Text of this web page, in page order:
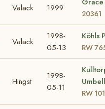
Valack 1999
20361
Valack
1998-
05-13
Köhls
RW
Hingst
1998-
05-11
RW